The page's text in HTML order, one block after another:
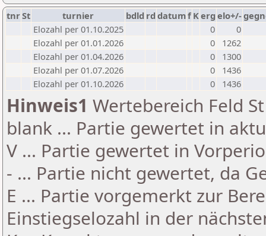
tnrSt turnier bdld rd datumf Kerg elo+/-
Elozahl per 01.10.2025
0
0
Elozahl per 01.01.2026
0
1262
Elozahl per 01.04.2026
0
1300
Elozahl per 01.07.2026
0
1436
Elozahl per 01.10.2026
0 1436
Hinweis1 Wertebereich Feld
blank ... Partie gewertet in
V ... Partie gewertet in
- ... Partie nicht gewertet, da
E ... Partie vorgemerkt zur
Einstiegselozahl in der